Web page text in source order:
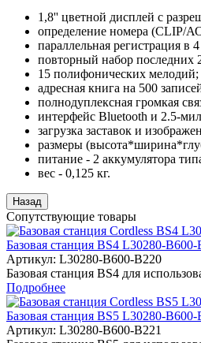
1,8'' цветной дисплей с
определение номера (CLIP/
параллельная регистрация в
повторный набор последних
15 полифонических мелодий;
адресная книга на 500
полнодуплексная громкая
интерфейс Bluetooth и 2.5-
загрузка заставок и
размеры
питание - 2 аккумулятора
вес - 0,125 кг.
Сопутствующие товары
Базовая станция BS4 L30280-B600-
Артикул: L30280-B600-B220
Базовая станция BS4 для
Подробнее
Базовая станция BS5 L30280-B600-
Артикул: L30280-B600-B221